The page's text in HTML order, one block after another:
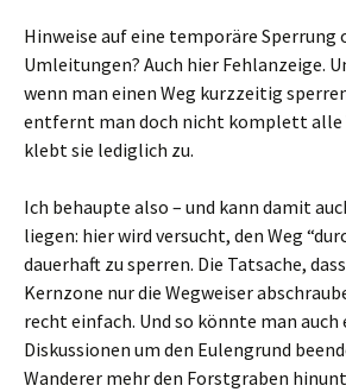
Hinweise auf eine temporäre Sperrung
Umleitungen? Auch hier Fehlanzeige.
wenn man einen Weg kurzzeitig
entfernt man doch nicht komplett alle
klebt sie lediglich zu.
Ich behaupte also – und kann damit
liegen: hier wird versucht, den Weg
dauerhaft zu sperren. Die Tatsache,
Kernzone nur die Wegweiser
recht einfach. Und so könnte man auch
Diskussionen um den Eulengrund
Wanderer mehr den Forstgraben